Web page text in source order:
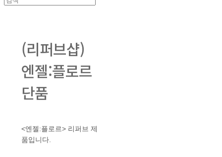
(리퍼브샵)
엔젤:플로르
단품
<엔젤:플로르> 리퍼브 제
품입니다.